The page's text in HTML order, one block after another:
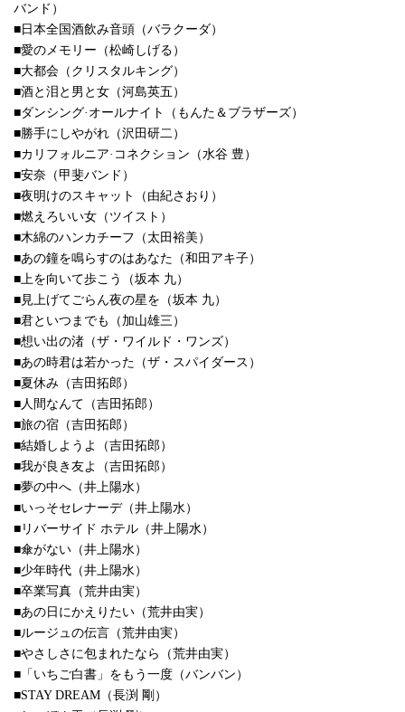
バンド）
■日本全国酒飲み音頭（バラクーダ）
■愛のメモリー（松崎しげる）
■大都会（クリスタルキング）
■酒と泪と男と女（河島英五）
■ダンシング·オールナイト（もんた＆ブラザーズ）
■勝手にしやがれ（沢田研二）
■カリフォルニア·コネクション（水谷 豊）
■安奈（甲斐バンド）
■夜明けのスキャット（由紀さおり）
■燃えろいい女（ツイスト）
■木綿のハンカチーフ（太田裕美）
■あの鐘を鳴らすのはあなた（和田アキ子）
■上を向いて歩こう（坂本 九）
■見上げてごらん夜の星を（坂本 九）
■君といつまでも（加山雄三）
■想い出の渚（ザ・ワイルド・ワンズ）
■あの時君は若かった（ザ・スパイダース）
■夏休み（吉田拓郎）
■人間なんて（吉田拓郎）
■旅の宿（吉田拓郎）
■結婚しようよ（吉田拓郎）
■我が良き友よ（吉田拓郎）
■夢の中へ（井上陽水）
■いっそセレナーデ（井上陽水）
■リバーサイド ホテル（井上陽水）
■傘がない（井上陽水）
■少年時代（井上陽水）
■卒業写真（荒井由実）
■あの日にかえりたい（荒井由実）
■ルージュの伝言（荒井由実）
■やさしさに包まれたなら（荒井由実）
■「いちご白書」をもう一度（バンバン）
■STAY DREAM（長渕 剛）